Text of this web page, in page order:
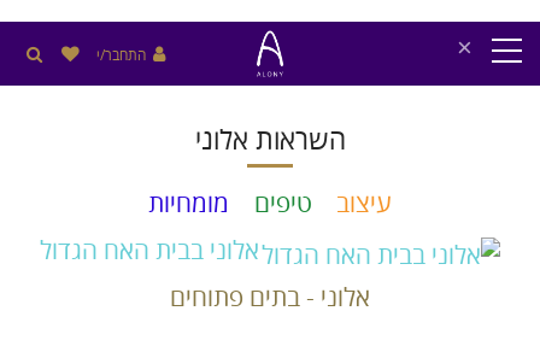
× התחבר/י
השראות אלוני
עיצוב טיפים
מומחיות
אלוני בבית האח הגדול
אלוני - בתים פתוחים